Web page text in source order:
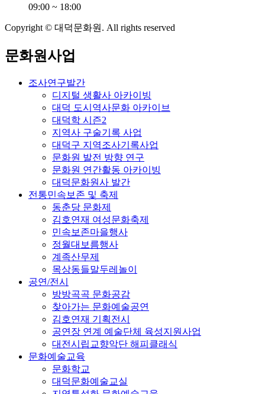
09:00 ~ 18:00
Copyright © 대덕문화원. All rights reserved
문화원사업
조사연구발간
디지털 생활사 아카이빙
대덕 도시역사문화 아카이브
대덕학 시즌2
지역사 구술기록 사업
대덕구 지역조사기록사업
문화원 발전 방향 연구
문화원 연간활동 아카이빙
대덕문화원사 발간
전통민속보존 및 축제
동춘당 문화제
김호연재 여성문화축제
민속보존마을행사
정월대보름행사
계족산무제
목상동들말두레놀이
공연/전시
방방곡곡 문화공감
찾아가는 문화예술공연
김호연재 기획전시
공연장 연계 예술단체 육성지원사업
대전시립교향악단 해피클래식
문화예술교육
문화학교
대덕문화예술교실